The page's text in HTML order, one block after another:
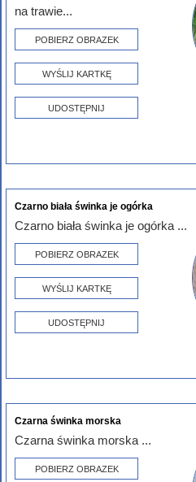
na trawie...
POBIERZ OBRAZEK
WYŚLIJ KARTKĘ
UDOSTĘPNIJ
Czarno biała świnka je ogórka
Czarno biała świnka je ogórka ...
POBIERZ OBRAZEK
WYŚLIJ KARTKĘ
UDOSTĘPNIJ
Czarna świnka morska
Czarna świnka morska ...
POBIERZ OBRAZEK